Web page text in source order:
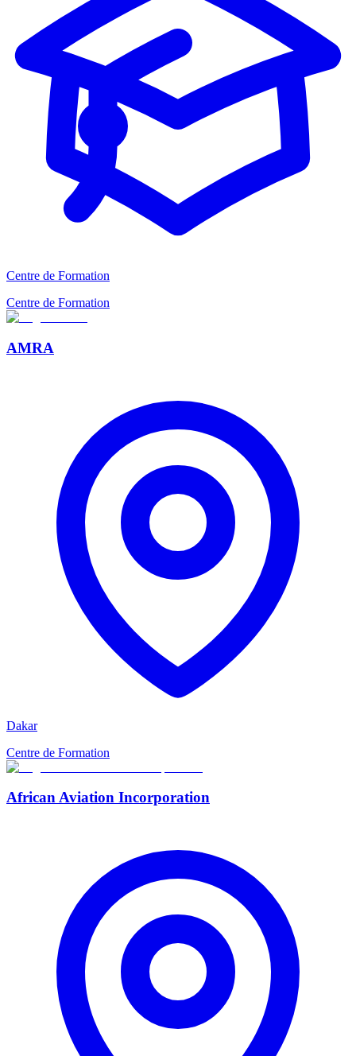
Centre de Formation
Centre de Formation
AMRA
Dakar
Centre de Formation
African Aviation Incorporation